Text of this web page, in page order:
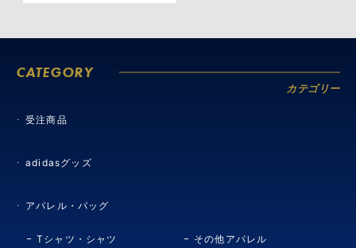
CATEGORY
カテゴリー
受注商品
adidasグッズ
アパレル・バッグ
Tシャツ・シャツ その他アパレル